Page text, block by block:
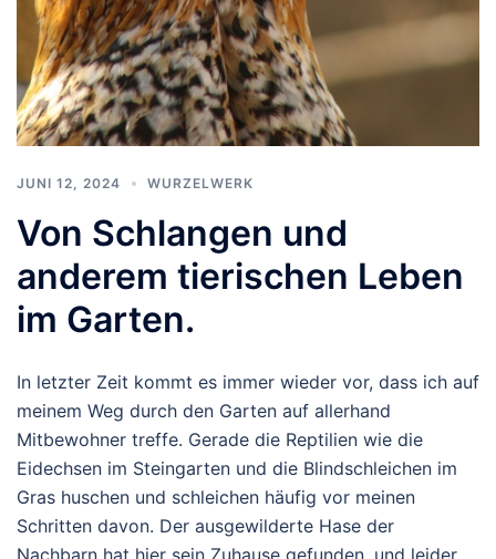
JUNI 12, 2024 WURZELWERK
Von Schlangen und
anderem tierischen Leben
im Garten.
In letzter Zeit kommt es immer wieder vor, dass ich auf
meinem Weg durch den Garten auf allerhand
Mitbewohner treffe. Gerade die Reptilien wie die
Eidechsen im Steingarten und die Blindschleichen im
Gras huschen und schleichen häufig vor meinen
Schritten davon. Der ausgewilderte Hase der
Nachbarn hat hier sein Zuhause gefunden, und leider